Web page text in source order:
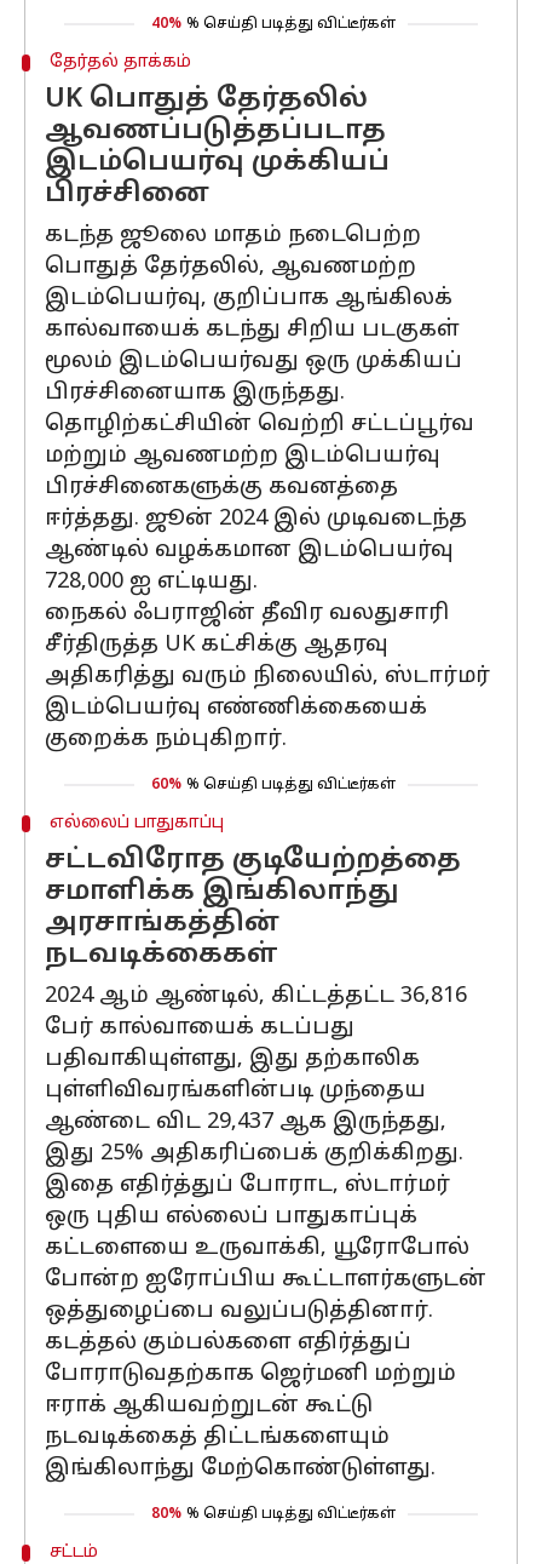
40% % செய்தி படித்து விட்டீர்கள்
தேர்தல் தாக்கம்
UK பொதுத் தேர்தலில்
ஆவணப்படுத்தப்படாத
இடம்பெயர்வு முக்கியப்
பிரச்சினை
கடந்த ஜூலை மாதம் நடைபெற்ற
பொதுத் தேர்தலில், ஆவணமற்ற
இடம்பெயர்வு, குறிப்பாக ஆங்கிலக்
கால்வாயைக் கடந்து சிறிய படகுகள்
மூலம் இடம்பெயர்வது ஒரு முக்கியப்
பிரச்சினையாக இருந்தது.
தொழிற்கட்சியின் வெற்றி சட்டப்பூர்வ
மற்றும் ஆவணமற்ற இடம்பெயர்வு
பிரச்சினைகளுக்கு கவனத்தை
ஈர்த்தது. ஜூன் 2024 இல் முடிவடைந்த
ஆண்டில் வழக்கமான இடம்பெயர்வு
728,000 ஐ எட்டியது.
நைகல் ஃபராஜின் தீவிர வலதுசாரி
சீர்திருத்த UK கட்சிக்கு ஆதரவு
அதிகரித்து வரும் நிலையில், ஸ்டார்மர்
இடம்பெயர்வு எண்ணிக்கையைக்
குறைக்க நம்புகிறார்.
60% % செய்தி படித்து விட்டீர்கள்
எல்லைப் பாதுகாப்பு
சட்டவிரோத குடியேற்றத்தை
சமாளிக்க இங்கிலாந்து
அரசாங்கத்தின்
நடவடிக்கைகள்
2024 ஆம் ஆண்டில், கிட்டத்தட்ட 36,816
பேர் கால்வாயைக் கடப்பது
பதிவாகியுள்ளது, இது தற்காலிக
புள்ளிவிவரங்களின்படி முந்தைய
ஆண்டை விட 29,437 ஆக இருந்தது,
இது 25% அதிகரிப்பைக் குறிக்கிறது.
இதை எதிர்த்துப் போராட, ஸ்டார்மர்
ஒரு புதிய எல்லைப் பாதுகாப்புக்
கட்டளையை உருவாக்கி, யூரோபோல்
போன்ற ஐரோப்பிய கூட்டாளர்களுடன்
ஒத்துழைப்பை வலுப்படுத்தினார்.
கடத்தல் கும்பல்களை எதிர்த்துப்
போராடுவதற்காக ஜெர்மனி மற்றும்
ஈராக் ஆகியவற்றுடன் கூட்டு
நடவடிக்கைத் திட்டங்களையும்
இங்கிலாந்து மேற்கொண்டுள்ளது.
80% % செய்தி படித்து விட்டீர்கள்
சட்டம்